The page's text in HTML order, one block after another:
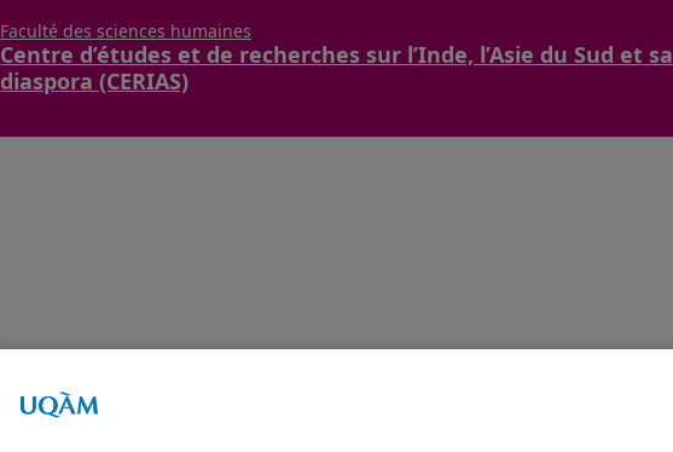
Faculté des sciences humaines
Centre d’études et de recherches sur l’Inde, l’Asie du Sud et sa
diaspora (CERIAS)